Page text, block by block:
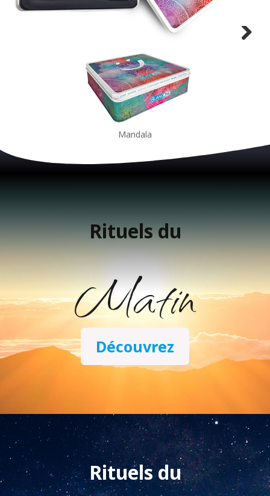
Mandala
Rituels du
Matin
Découvrez
Rituels du